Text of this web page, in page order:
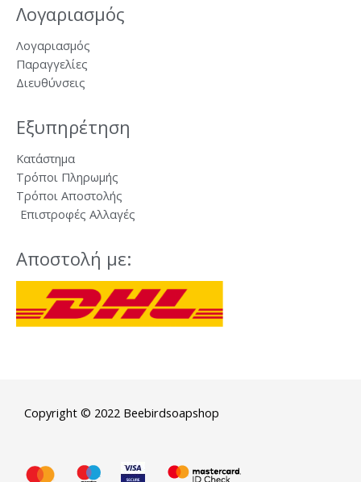
Λογαριασμός
Λογαριασμός
Παραγγελίες
Διευθύνσεις
Εξυπηρέτηση
Κατάστημα
Τρόποι Πληρωμής
Τρόποι Αποστολής
Επιστροφές Αλλαγές
Αποστολή με:
Copyright © 2022 Beebirdsoapshop